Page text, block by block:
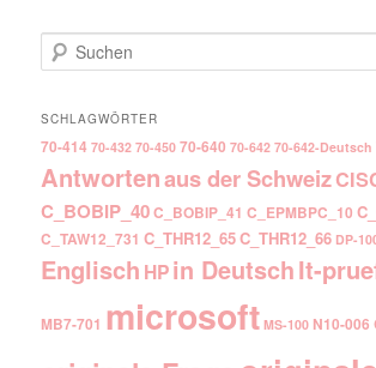
Suchen
SCHLAGWÖRTER
70-414 70-432 70-450 70-640 70-642 70-642-Deutsch
Antwortenaus der Schweiz
C_BOBIP_40C_BOBIP_41 C_EPMBPC_10
C_TAW12_731 C_THR12_65C_THR12_66 DP-
Englisch HPin DeutschIt-
MB7-701 microsoft MS-100 N10-006